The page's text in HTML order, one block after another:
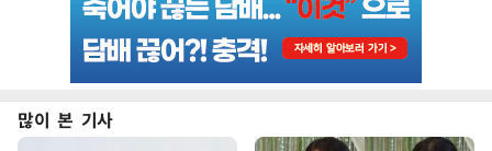
많이 본 기사